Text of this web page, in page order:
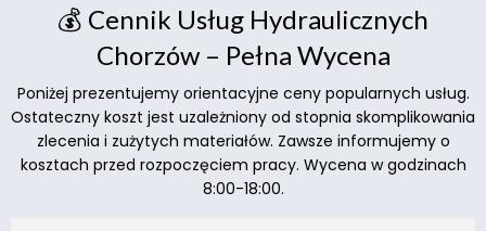
💰 Cennik Usług Hydraulicznych
Chorzów – Pełna Wycena
Poniżej prezentujemy orientacyjne ceny popularnych usług.
Ostateczny koszt jest uzależniony od stopnia skomplikowania
zlecenia i zużytych materiałów. Zawsze informujemy o
kosztach przed rozpoczęciem pracy. Wycena w godzinach
8:00-18:00.